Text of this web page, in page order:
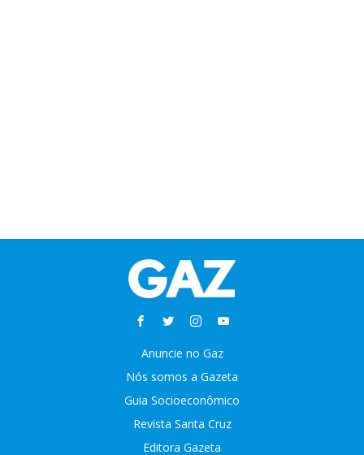
Anuncie no Gaz
Nós somos a Gazeta
Guia Socioeconômico
Revista Santa Cruz
Editora Gazeta